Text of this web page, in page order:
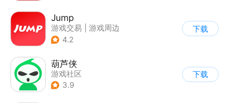
Jump
游戏交易
游戏周边
| 游戏社区
4.2
下载
葫芦侠
游戏社区
3.9
下载